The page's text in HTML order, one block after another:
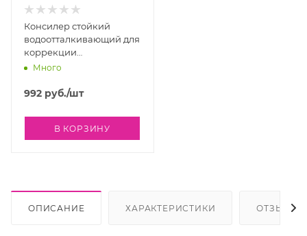
Консилер стойкий
водоотталкивающий для
коррекции
несовершенств, темно-
Professional No blemish
Много
992 руб./шт
В КОРЗИНУ
ОПИСАНИЕ ХАРАКТЕРИСТИКИ ОТЗЫВЫ